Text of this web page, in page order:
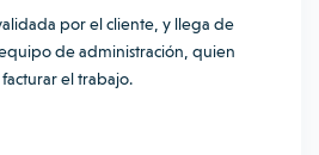
por el cliente, y llega de
de administración, quien
el trabajo.